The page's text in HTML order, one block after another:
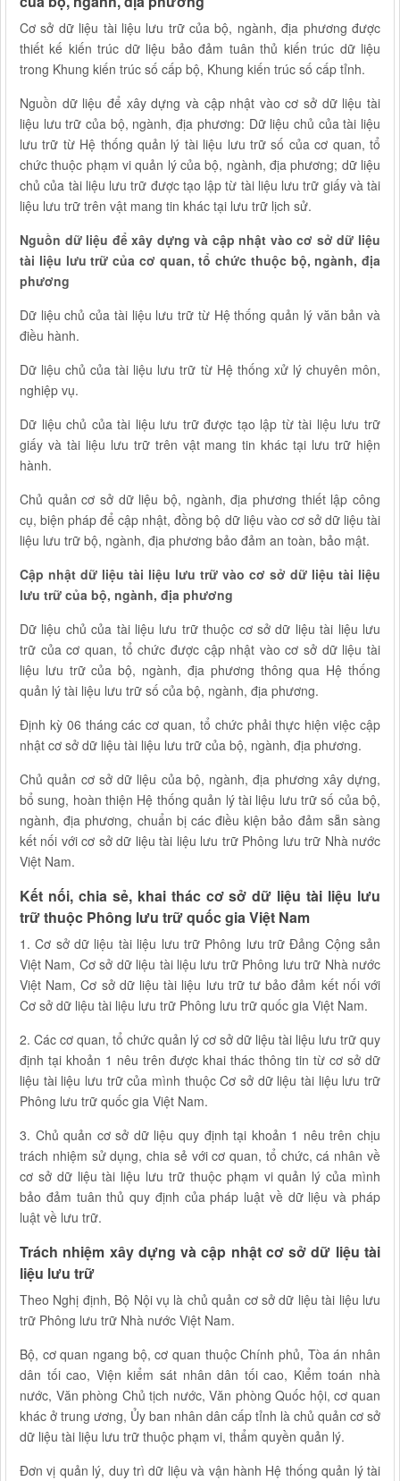
Cơ sở dữ liệu tài liệu lưu trữ của bộ, ngành, địa phương được
thiết kế kiến trúc dữ liệu bảo đảm tuân thủ kiến trúc dữ liệu
trong Khung kiến trúc số cấp bộ, Khung kiến trúc số cấp tỉnh.
Nguồn dữ liệu để xây dựng và cập nhật vào cơ sở dữ liệu tài
liệu lưu trữ của bộ, ngành, địa phương: Dữ liệu chủ của tài liệu
lưu trữ từ Hệ thống quản lý tài liệu lưu trữ số của cơ quan, tổ
chức thuộc phạm vi quản lý của bộ, ngành, địa phương; dữ liệu
chủ của tài liệu lưu trữ được tạo lập từ tài liệu lưu trữ giấy và tài
liệu lưu trữ trên vật mang tin khác tại lưu trữ lịch sử.
Nguồn dữ liệu để xây dựng và cập nhật vào cơ sở dữ liệu
tài liệu lưu trữ của cơ quan, tổ chức thuộc bộ, ngành, địa
phương
Dữ liệu chủ của tài liệu lưu trữ từ Hệ thống quản lý văn bản và
điều hành.
Dữ liệu chủ của tài liệu lưu trữ từ Hệ thống xử lý chuyên môn,
nghiệp vụ.
Dữ liệu chủ của tài liệu lưu trữ được tạo lập từ tài liệu lưu trữ
giấy và tài liệu lưu trữ trên vật mang tin khác tại lưu trữ hiện
hành.
Chủ quản cơ sở dữ liệu bộ, ngành, địa phương thiết lập công
cụ, biện pháp để cập nhật, đồng bộ dữ liệu vào cơ sở dữ liệu tài
liệu lưu trữ bộ, ngành, địa phương bảo đảm an toàn, bảo mật.
Cập nhật dữ liệu tài liệu lưu trữ vào cơ sở dữ liệu tài liệu
lưu trữ của bộ, ngành, địa phương
Dữ liệu chủ của tài liệu lưu trữ thuộc cơ sở dữ liệu tài liệu lưu
trữ của cơ quan, tổ chức được cập nhật vào cơ sở dữ liệu tài
liệu lưu trữ của bộ, ngành, địa phương thông qua Hệ thống
quản lý tài liệu lưu trữ số của bộ, ngành, địa phương.
Định kỳ 06 tháng các cơ quan, tổ chức phải thực hiện việc cập
nhật cơ sở dữ liệu tài liệu lưu trữ của bộ, ngành, địa phương.
Chủ quản cơ sở dữ liệu của bộ, ngành, địa phương xây dựng,
bổ sung, hoàn thiện Hệ thống quản lý tài liệu lưu trữ số của bộ,
ngành, địa phương, chuẩn bị các điều kiện bảo đảm sẵn sàng
kết nối với cơ sở dữ liệu tài liệu lưu trữ Phông lưu trữ Nhà nước
Việt Nam.
Kết nối, chia sẻ, khai thác cơ sở dữ liệu tài liệu lưu
trữ thuộc Phông lưu trữ quốc gia Việt Nam
1. Cơ sở dữ liệu tài liệu lưu trữ Phông lưu trữ Đảng Cộng sản
Việt Nam, Cơ sở dữ liệu tài liệu lưu trữ Phông lưu trữ Nhà nước
Việt Nam, Cơ sở dữ liệu tài liệu lưu trữ tư bảo đảm kết nối với
Cơ sở dữ liệu tài liệu lưu trữ Phông lưu trữ quốc gia Việt Nam.
2. Các cơ quan, tổ chức quản lý cơ sở dữ liệu tài liệu lưu trữ quy
định tại khoản 1 nêu trên được khai thác thông tin từ cơ sở dữ
liệu tài liệu lưu trữ của mình thuộc Cơ sở dữ liệu tài liệu lưu trữ
Phông lưu trữ quốc gia Việt Nam.
3. Chủ quản cơ sở dữ liệu quy định tại khoản 1 nêu trên chịu
trách nhiệm sử dụng, chia sẻ với cơ quan, tổ chức, cá nhân về
cơ sở dữ liệu tài liệu lưu trữ thuộc phạm vi quản lý của mình
bảo đảm tuân thủ quy định của pháp luật về dữ liệu và pháp
luật về lưu trữ.
Trách nhiệm xây dựng và cập nhật cơ sở dữ liệu tài
liệu lưu trữ
Theo Nghị định, Bộ Nội vụ là chủ quản cơ sở dữ liệu tài liệu lưu
trữ Phông lưu trữ Nhà nước Việt Nam.
Bộ, cơ quan ngang bộ, cơ quan thuộc Chính phủ, Tòa án nhân
dân tối cao, Viện kiểm sát nhân dân tối cao, Kiểm toán nhà
nước, Văn phòng Chủ tịch nước, Văn phòng Quốc hội, cơ quan
khác ở trung ương, Ủy ban nhân dân cấp tỉnh là chủ quản cơ sở
dữ liệu tài liệu lưu trữ thuộc phạm vi, thẩm quyền quản lý.
Đơn vị quản lý, duy trì dữ liệu và vận hành Hệ thống quản lý tài